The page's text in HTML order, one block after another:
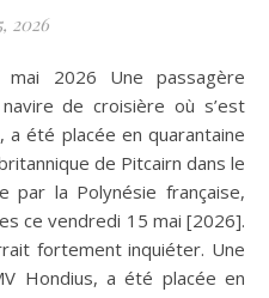
2026
de croisière où s’est
a été placée en quarantaine
de Pitcairn dans le
par la Polynésie française,
ce vendredi 15 mai [2026].
fortement inquiéter. Une
Hondius, a été placée en